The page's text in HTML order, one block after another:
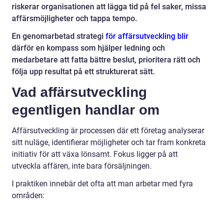
riskerar organisationen att lägga tid på fel saker, missa
affärsmöjligheter och tappa tempo.
En genomarbetad strategi för affärsutveckling blir
därför en kompass som hjälper ledning och
medarbetare att fatta bättre beslut, prioritera rätt och
följa upp resultat på ett strukturerat sätt.
Vad affärsutveckling
egentligen handlar om
Affärsutveckling är processen där ett företag analyserar
sitt nuläge, identifierar möjligheter och tar fram konkreta
initiativ för att växa lönsamt. Fokus ligger på att
utveckla affären, inte bara försäljningen.
I praktiken innebär det ofta att man arbetar med fyra
områden: